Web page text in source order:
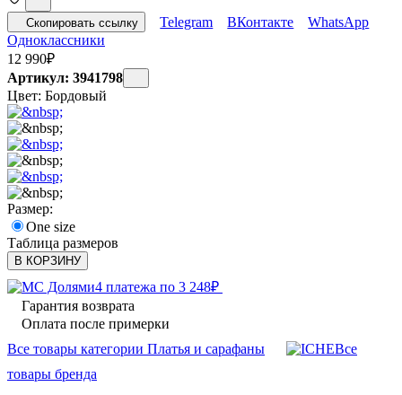
Скопировать ссылку Telegram ВКонтакте
WhatsApp
Одноклассники
12 990₽
Артикул: 3941798
Цвет: Бордовый
Размер:
One size
Таблица размеров
В КОРЗИНУ
4 платежа по 3 248₽
Гарантия возврата
Оплата после примерки
Все товары категории Платья и сарафаны
Все
товары бренда